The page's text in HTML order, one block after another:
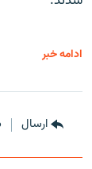
ادامه خبر
ارسال